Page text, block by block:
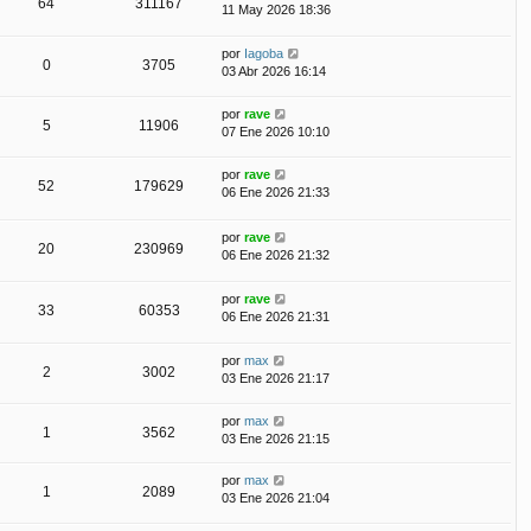
64 311167
11 May 2026 18:36
0 3705
por Iagoba
03 Abr 2026 16:14
5 11906
por rave
07 Ene 2026 10:10
52 179629
por rave
06 Ene 2026 21:33
20 230969
por rave
06 Ene 2026 21:32
33 60353
por rave
06 Ene 2026 21:31
2 3002
por max
03 Ene 2026 21:17
1 3562
por max
03 Ene 2026 21:15
1 2089
por max
03 Ene 2026 21:04